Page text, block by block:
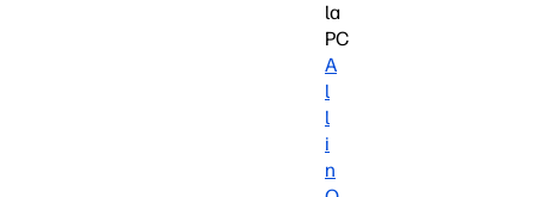
la
PC
A
l
l
i
n